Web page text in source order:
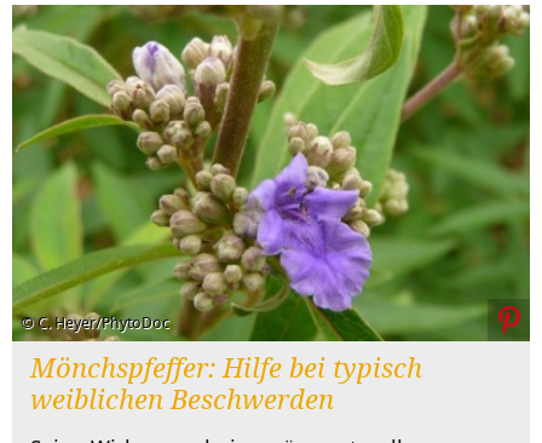
© C. Heyer/PhytoDoc
Mönchspfeffer: Hilfe bei typisch
weiblichen Beschwerden